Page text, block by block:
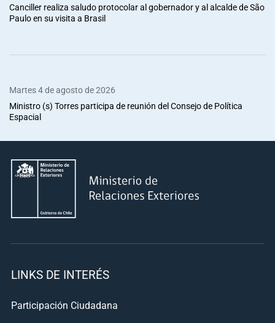
Canciller realiza saludo protocolar al gobernador y al alcalde de São
Paulo en su visita a Brasil
Martes 4 de agosto de 2026
Ministro (s) Torres participa de reunión del Consejo de Política
Espacial
LINKS DE INTERÉS
Participación Ciudadana